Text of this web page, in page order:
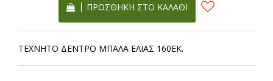
ΠΡΟΣΘΉΚΗ ΣΤΟ ΚΑΛΆΘΙ
ΤΕΧΝΗΤΟ ΔΕΝΤΡΟ ΜΠΑΛΑ ΕΛΙΑΣ 160ΕΚ.